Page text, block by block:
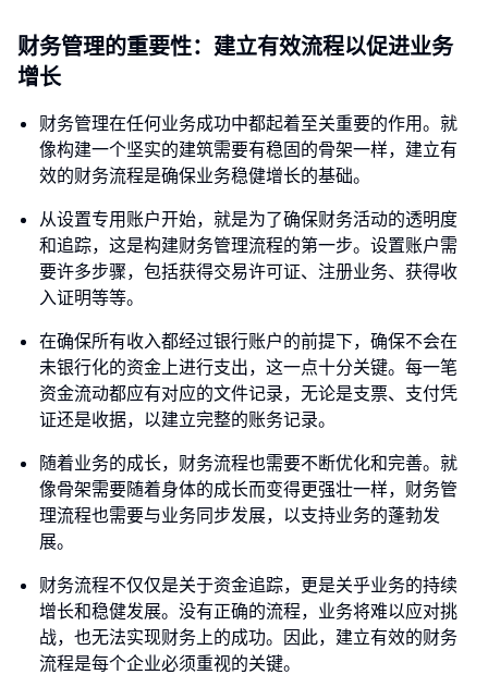
财务管理的重要性：建立有效流程以促进业务
增长
财务管理在任何业务成功中都起着至关重要的作用。就
像构建一个坚实的建筑需要有稳固的骨架一样，建立有
效的财务流程是确保业务稳健增长的基础。
从设置专用账户开始，就是为了确保财务活动的透明度
和追踪，这是构建财务管理流程的第一步。设置账户需
要许多步骤，包括获得交易许可证、注册业务、获得收
入证明等等。
在确保所有收入都经过银行账户的前提下，确保不会在
未银行化的资金上进行支出，这一点十分关键。每一笔
资金流动都应有对应的文件记录，无论是支票、支付凭
证还是收据，以建立完整的账务记录。
随着业务的成长，财务流程也需要不断优化和完善。就
像骨架需要随着身体的成长而变得更强壮一样，财务管
理流程也需要与业务同步发展，以支持业务的蓬勃发
展。
财务流程不仅仅是关于资金追踪，更是关乎业务的持续
增长和稳健发展。没有正确的流程，业务将难以应对挑
战，也无法实现财务上的成功。因此，建立有效的财务
流程是每个企业必须重视的关键。